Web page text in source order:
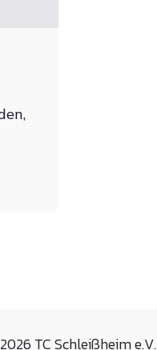
TC Schleißheim e.V.